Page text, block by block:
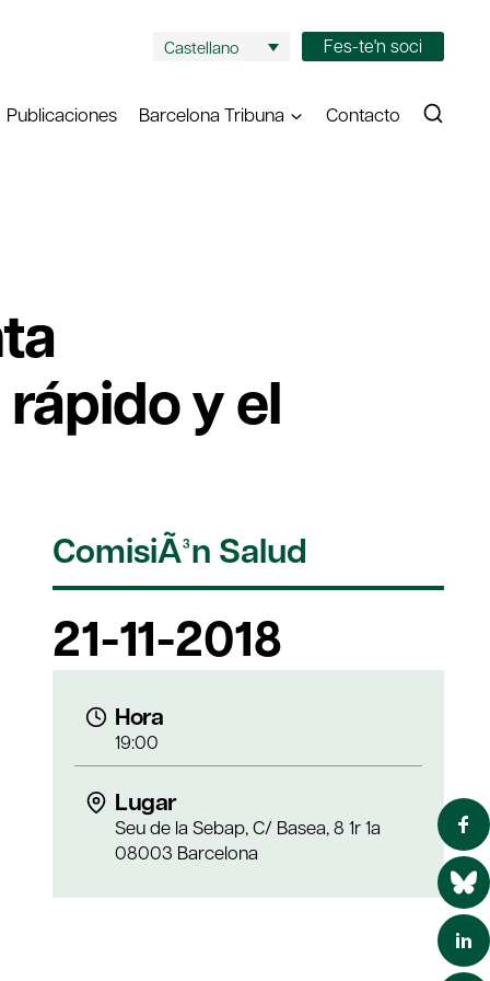
Castellano Fes-te'n soci
Publicaciones Barcelona Tribuna Contacto
y el
ComisiÃ³n Salud
21-11-2018
Hora
19:00
Lugar
Seu de la Sebap, C/ Basea, 8 1r 1a
08003 Barcelona